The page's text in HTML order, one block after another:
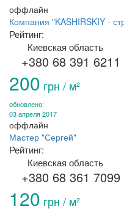
оффлайн
Компания "KASHIRSKIY -
Рейтинг:
Киевская область
+380 68 391 6211
200 грн / м²
обновлено:
03 апреля 2017
оффлайн
Мастер "Сергей"
Рейтинг:
Киевская область
+380 68 361 7099
120 грн / м²